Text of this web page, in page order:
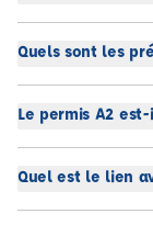
Quels sont les
Le permis A2
Quel est le lien